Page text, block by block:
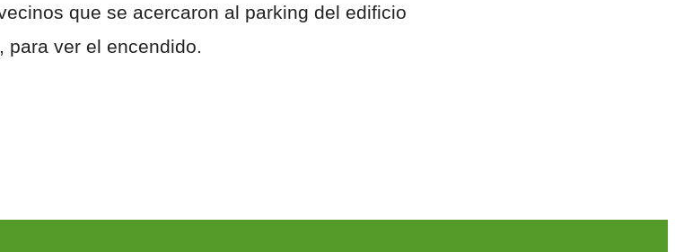
que se acercaron al parking del edificio
ver el encendido.